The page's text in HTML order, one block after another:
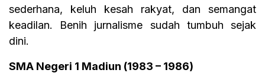
sederhana, keluh kesah rakyat, dan semangat
keadilan. Benih jurnalisme sudah tumbuh sejak
dini.
SMA Negeri 1 Madiun (1983 – 1986)